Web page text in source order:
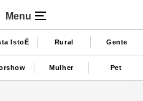
Menu
IstoÉ Rural Gente
Mulher Pet